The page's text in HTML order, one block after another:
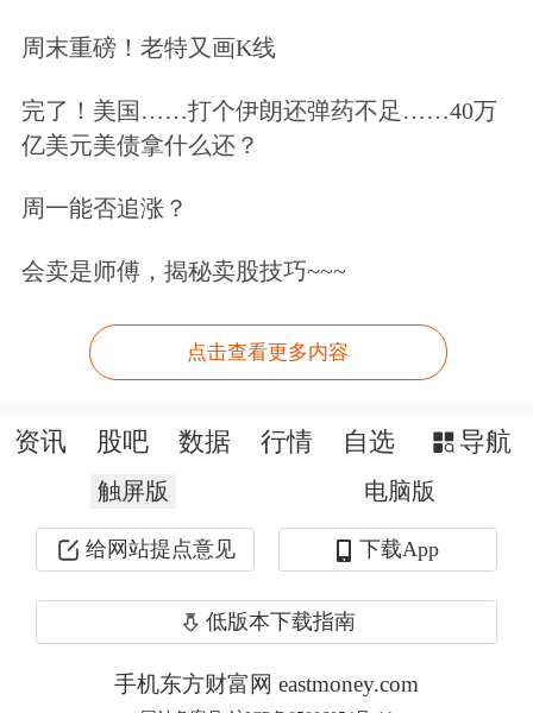
跌幅，截止港股收盘，美团跌幅仍达
13.76%，最新总市值为14440亿港元，
单日蒸发高达2304.5亿港元。
美团再度暴跌的背后，与一则新规密切
相关。7月26日下午，国家市场监督管
理总局官网公布信息称，市场监管总
局、国家网信办、国家发展改革委、公
安部、人力资源和社会保障部、商务
员权益的指导意见》(下文简称“意
见”)，对保障外卖送餐员正当权益提出
全方位要求。
周末重磅！老特又画K线
完了！美国……打个伊朗还弹药不足……40万
亿美元美债拿什么还？
周一能否追涨？
会卖是师傅，揭秘卖股技巧~~~
点击查看更多内容
资讯 股吧 数据 行情 自选 导航
触屏版 电脑版
给网站提点意见 下载App
低版本下载指南
手机东方财富网 eastmoney.com